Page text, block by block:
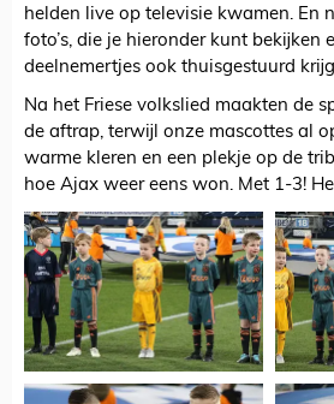
helden live op televisie kwamen. En
foto’s, die je hieronder kunt bekijken
deelnemertjes ook thuisgestuurd
Na het Friese volkslied maakten de
de aftrap, terwijl onze mascottes al
warme kleren en een plekje op de
hoe Ajax weer eens won. Met 1-3!